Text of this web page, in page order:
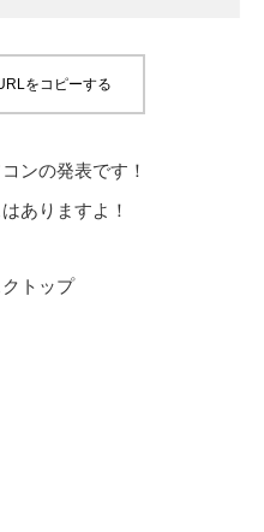
をコピーする
ンの発表です！
ありますよ！
トップ